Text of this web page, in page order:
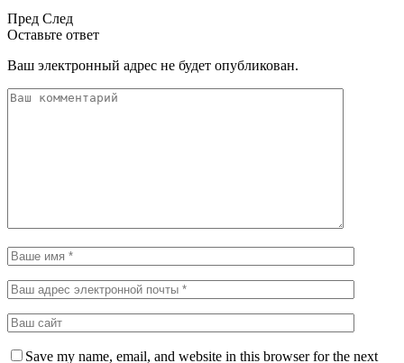
Пред След
Оставьте ответ
Ваш электронный адрес не будет опубликован.
Save my name, email, and website in this browser for the next